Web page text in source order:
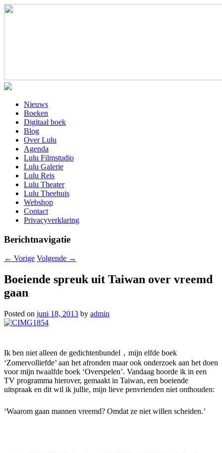
Nieuws
Boeken
Digitaal boek
Blog
Over Lulu
Agenda
Lulu Filmstudio
Lulu Galerie
Lulu Reis
Lulu Theater
Lulu Theehuis
Webshop
Contact
Privacyverklaring
Berichtnavigatie
← Vorige Volgende →
Boeiende spreuk uit Taiwan over vreemd
gaan
Posted on juni 18, 2013 by admin
Ik ben niet alleen de gedichtenbundel，mijn elfde boek
‘Zomervolliefde’ aan het afronden maar ook onderzoek aan het doen
voor mijn twaalfde boek ‘Overspelen’. Vandaag hoorde ik in een
TV programma hierover, gemaakt in Taiwan, een boeiende
uitspraak en dit wil ik jullie, mijn lieve penvrienden niet onthouden:
‘Waarom gaan mannen vreemd? Omdat ze niet willen scheiden.’